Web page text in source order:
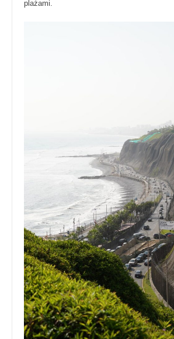
plażami.